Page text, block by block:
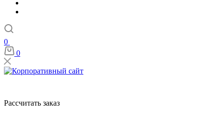
0
0
Рассчитать заказ